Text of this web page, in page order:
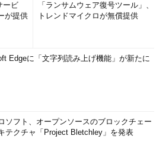
ービ
が提供
「ランサムウェア復号ツール」、
トレンドマイクロが無償提供
Edgeに「文字列読み上げ機能」が新たに
ソフト、オープンソースのブロックチェー
テクチャ「Project Bletchley」を発表